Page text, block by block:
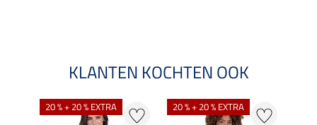
KLANTEN KOCHTEN OOK
20 % + 20 % EXTRA 20 % + 20 % EXTRA